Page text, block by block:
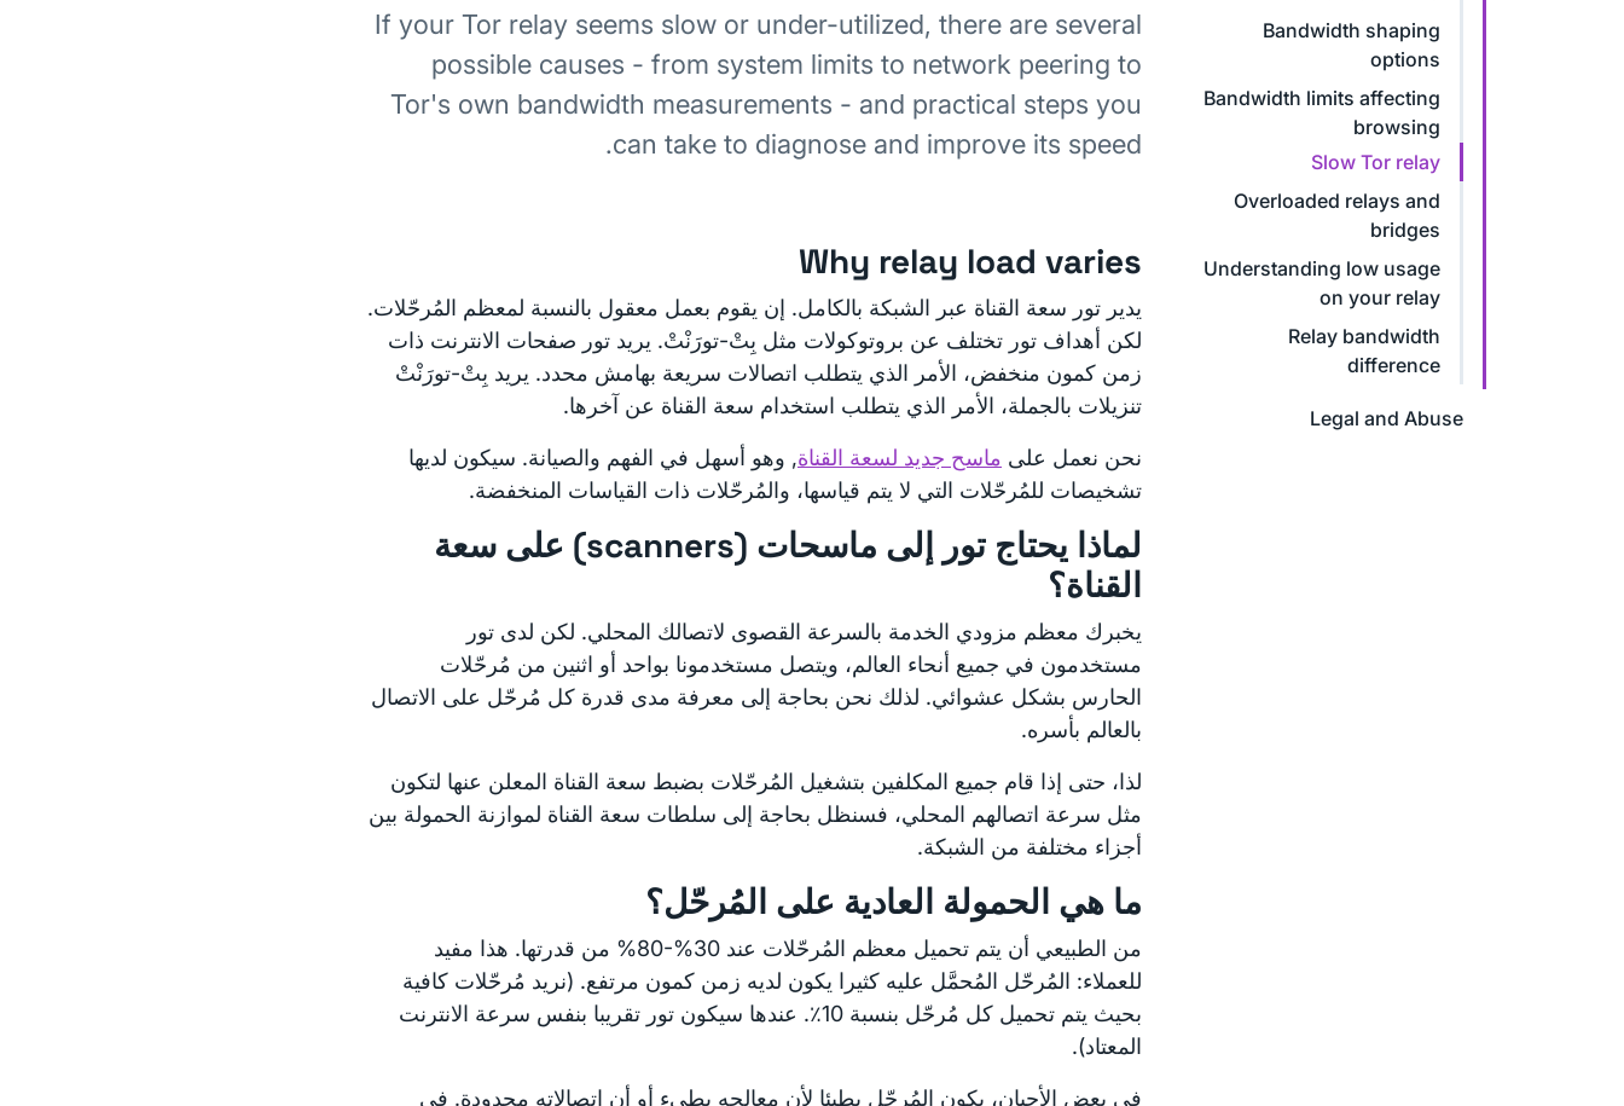
Bandwidth shaping
options
Bandwidth limits affecting
browsing
Slow Tor relay
Overloaded relays and
bridges
Understanding low usage
on your relay
Relay bandwidth
difference
Legal and Abuse
If your Tor relay seems slow or under-utilized, there are several
possible causes - from system limits to network peering to
Tor's own bandwidth measurements - and practical steps you
can take to diagnose and improve its speed.
Why relay load varies
يدير تور سعة القناة عبر الشبكة بالكامل. إن يقوم بعمل معقول بالنسبة لمعظم المُرحّلات.
لكن أهداف تور تختلف عن بروتوكولات مثل بِتْ-تورَنْتْ. يريد تور صفحات الانترنت ذات
زمن كمون منخفض، الأمر الذي يتطلب اتصالات سريعة بهامش محدد. يريد بِتْ-تورَنْتْ
تنزيلات بالجملة، الأمر الذي يتطلب استخدام سعة القناة عن آخرها.
نحن نعمل على ماسح جديد لسعة القناة, وهو أسهل في الفهم والصيانة. سيكون لديها
تشخيصات للمُرحّلات التي لا يتم قياسها، والمُرحّلات ذات القياسات المنخفضة.
لماذا يحتاج تور إلى ماسحات (scanners) على سعة
القناة؟
يخبرك معظم مزودي الخدمة بالسرعة القصوى لاتصالك المحلي. لكن لدى تور
مستخدمون في جميع أنحاء العالم، ويتصل مستخدمونا بواحد أو اثنين من مُرحّلات
الحارس بشكل عشوائي. لذلك نحن بحاجة إلى معرفة مدى قدرة كل مُرحّل على الاتصال
بالعالم بأسره.
لذا، حتى إذا قام جميع المكلفين بتشغيل المُرحّلات بضبط سعة القناة المعلن عنها لتكون
مثل سرعة اتصالهم المحلي، فسنظل بحاجة إلى سلطات سعة القناة لموازنة الحمولة بين
أجزاء مختلفة من الشبكة.
ما هي الحمولة العادية على المُرحّل؟
من الطبيعي أن يتم تحميل معظم المُرحّلات عند 30%-80% من قدرتها. هذا مفيد
للعملاء: المُرحّل المُحمَّل عليه كثيرا يكون لديه زمن كمون مرتفع. (نريد مُرحّلات كافية
بحيث يتم تحميل كل مُرحّل بنسبة 10٪. عندها سيكون تور تقريبا بنفس سرعة الانترنت
المعتاد).
في بعض الأحيان، يكون المُرحّل بطيئا لأن معالجه بطيء أو أن اتصالاته محدودة. في